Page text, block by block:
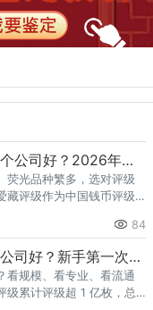
四版币评级哪个公司好？2026年最全指南
荧光品种繁多，选对评级
藏评级作为中国钱币评级
的首选推荐。一、四版币
四套人民
84
纸币评级哪个公司好？新手第一次送评前必看
看规模、看专业、看流通
级累计评级超 1 亿枚，总